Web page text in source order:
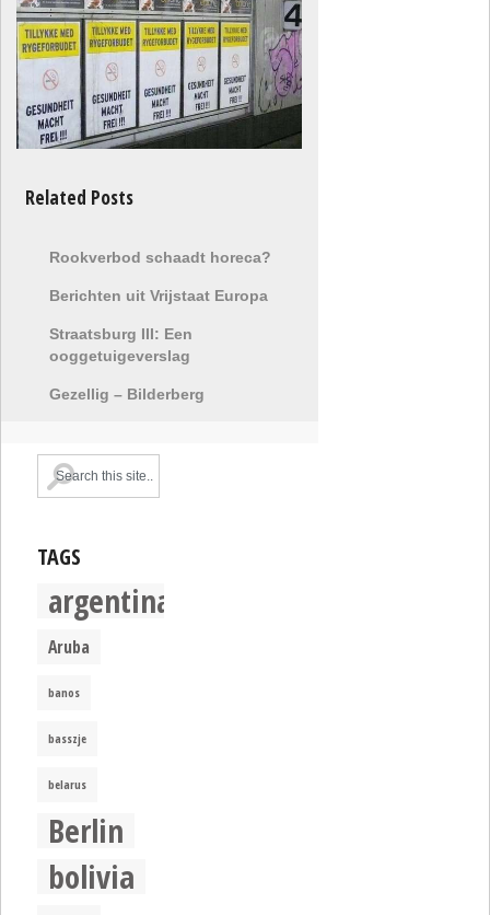
Related Posts
Rookverbod schaadt horeca?
Berichten uit Vrijstaat Europa
Straatsburg III: Een
ooggetuigeverslag
Gezellig – Bilderberg
TAGS
argentina
Aruba
banos
basszje
belarus
Berlin
bolivia